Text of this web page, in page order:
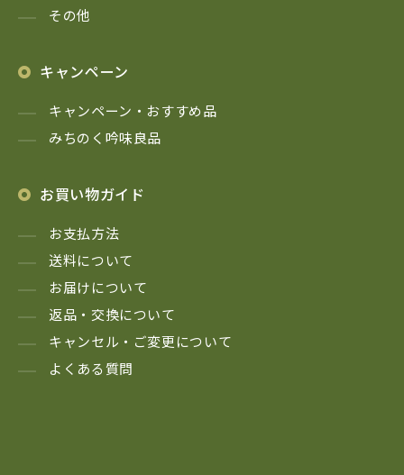
その他
キャンペーン
キャンペーン・おすすめ品
みちのく吟味良品
お買い物ガイド
お支払方法
送料について
お届けについて
返品・交換について
キャンセル・ご変更について
よくある質問